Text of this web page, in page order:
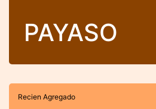
PAYASO
Recien Agregado